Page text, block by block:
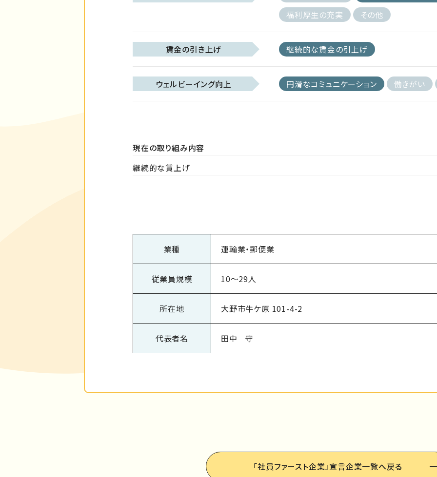
福利厚生の充実
その他
賃金の引き上げ 継続的な賃金の引上げ
ウェルビーイング向上 円滑なコミュニケーション 働きがい
現在の取り組み内容
継続的な賃上げ
業種 運輸業・郵便業
従業員規模 10～29人
所在地 大野市牛ケ原 101-4-2
代表者名 田中 守
「社員ファースト企業」宣言企業一覧へ戻る